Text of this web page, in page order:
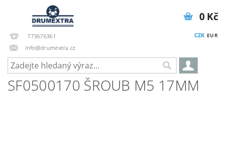
773676361
info@drumextra.cz
CZK EUR
0 Kč
SF0500170 ŠROUB M5 17MM